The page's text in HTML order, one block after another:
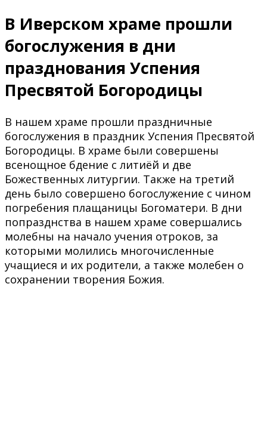
В Иверском храме прошли
богослужения в дни
празднования Успения
Пресвятой Богородицы
В нашем храме прошли праздничные
богослужения в праздник Успения Пресвятой
Богородицы. В храме были совершены
всенощное бдение с литиёй и две
Божественных литургии. Также на третий
день было совершено богослужение с чином
погребения плащаницы Богоматери. В дни
попразднства в нашем храме совершались
молебны на начало учения отроков, за
которыми молились многочисленные
учащиеся и их родители, а также молебен о
сохранении творения Божия.